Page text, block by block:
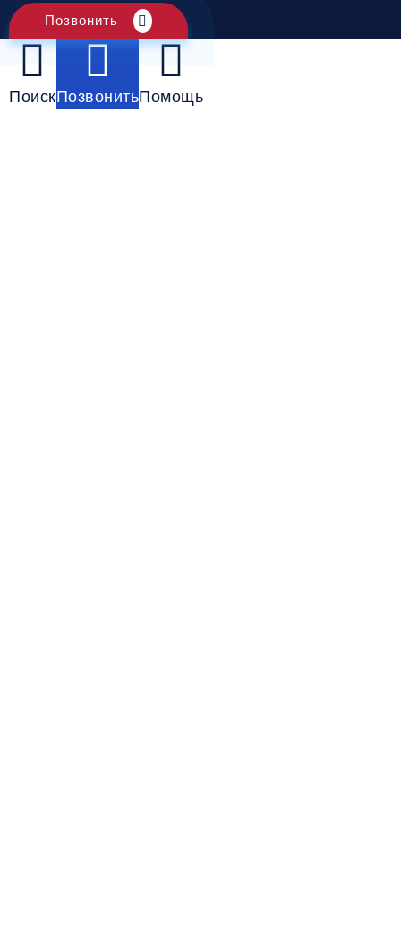
Позвонить
ПоискПозвонитьПомощь